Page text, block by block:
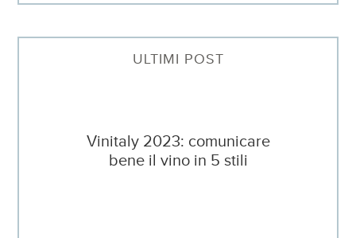
ULTIMI POST
Vinitaly 2023: comunicare
bene il vino in 5 stili